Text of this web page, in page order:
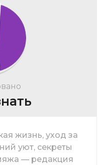
жизнь, уход за
уют, секреты
— редакция